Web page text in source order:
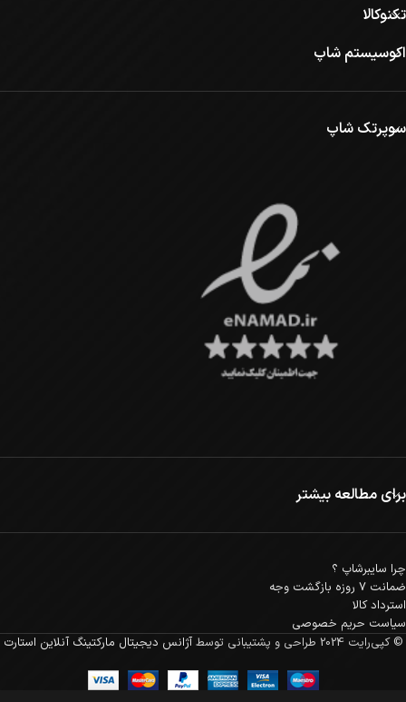
تکنوکالا
اکوسیستم شاپ
سوپرتک شاپ
برای مطالعه بیشتر
چرا سایبرشاپ ؟
ضمانت 7 روزه بازگشت وجه
استرداد کالا
سیاست حریم خصوصی
© کپی‌رایت 2024
طراحی و پشتیبانی توسطآژانس دیجیتال مارکتینگ آنلاین استارت